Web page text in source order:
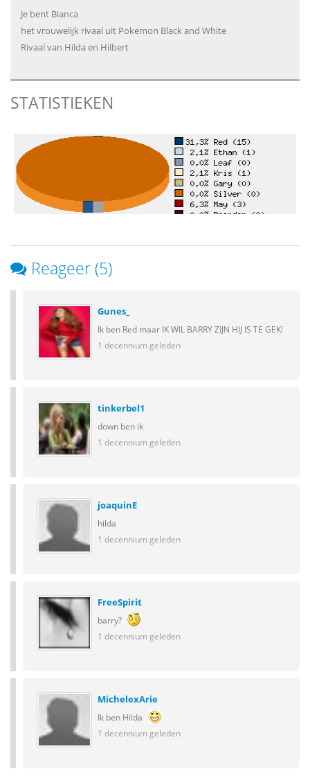
Je bent Bianca
het vrouwelijk rivaal uit Pokemon Black and White
Rivaal van Hilda en Hilbert
STATISTIEKEN
Reageer (5)
Gunes_
Ik ben Red maar IK WIL BARRY ZIJN HIJ IS TE GEK!
1 decennium geleden
tinkerbel1
down ben ik
1 decennium geleden
joaquinE
hilda
1 decennium geleden
FreeSpirit
barry?
1 decennium geleden
MichelexArie
Ik ben Hilda
1 decennium geleden